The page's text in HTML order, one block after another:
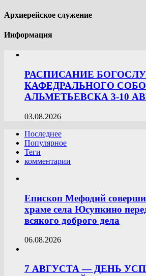
Архиерейское служение
Информация
РАСПИСАНИЕ
КАФЕДРАЛЬНОГО
АЛЬМЕТЬЕВСКА 3-10
03.08.2026
Последнее
Популярное
Теги
комментарии
Епископ Мефодий
храме села Юсупкино
всякого доброго дела
06.08.2026
7 АВГУСТА — ДЕНЬ